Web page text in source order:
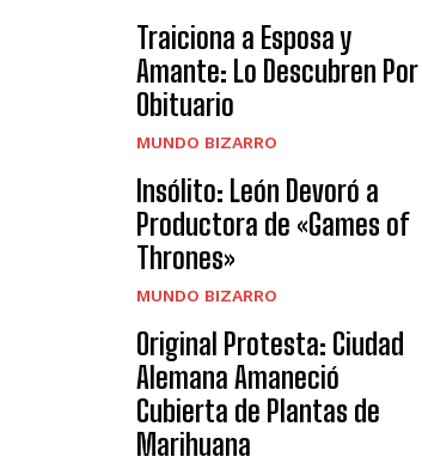
Traiciona a Esposa y
Amante: Lo Descubren Por
Obituario
MUNDO BIZARRO
Insólito: León Devoró a
Productora de «Games of
Thrones»
MUNDO BIZARRO
Original Protesta: Ciudad
Alemana Amaneció
Cubierta de Plantas de
Marihuana